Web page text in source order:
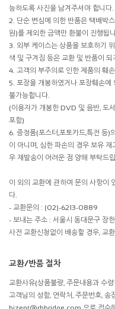
능하도록 사진을 남겨주셔야 합니다.
2. 단순 변심에 의한 반품은 택배박
원)를 제외한 금액만 환불이 진행됩
3. 외부 케이스는 상품을 보호하기
색 및 구겨짐 등은 교환 및 반품이 되
4. 고객의 부주의로 인한 제품의 훼
5. 포장을 개봉하였거나 포장훼손
불가능합니다.
(이용자가 개봉한 DVD 및 음반, 도
포함)
6. 증정품(포스터,포토카드,특전 등)
이 아니며, 심한 파손의 경우 보유
우 재발송이 어려운 점 양해 부탁드
이 외의 교환에 관하여 문의 사항이
다.
- 교환문의 : (02)-6213-0889
- 보내는 주소 : 서울시 동대문구 장
사전 교환신청없이 배송할 경우, 교
교환/반품 절차
교환사유(상품불량, 주문내용과 수
고객님의 성함, 연락처, 주문번호, 송